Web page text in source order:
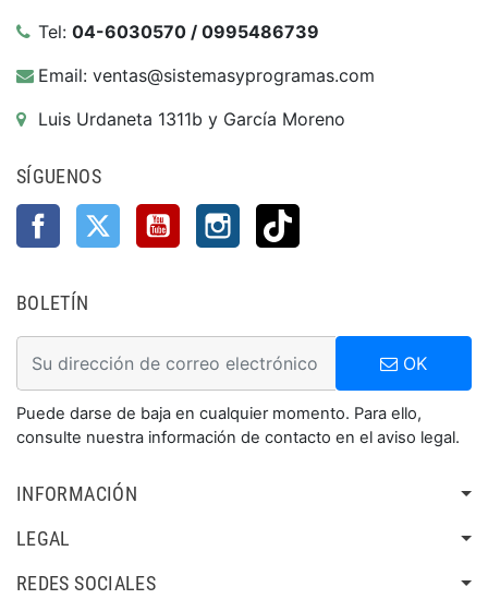
Tel: 04-6030570 / 0995486739
Email: ventas@sistemasyprogramas.com
Luis Urdaneta 1311b y García Moreno
SÍGUENOS
FacebookTwitter YouTube Instagram
BOLETÍN
OK
Puede darse de baja en cualquier momento. Para ello,
consulte nuestra información de contacto en el aviso legal.
INFORMACIÓN
LEGAL
REDES SOCIALES